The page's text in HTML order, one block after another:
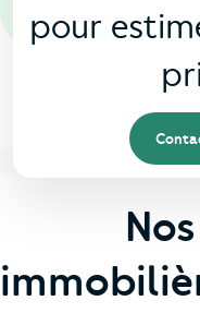
pour